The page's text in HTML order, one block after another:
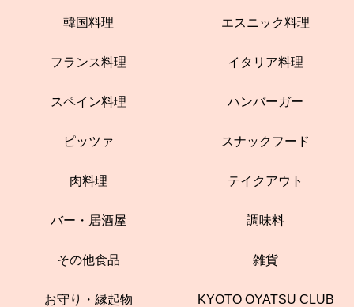
韓国料理 エスニック料理
フランス料理 イタリア料理
スペイン料理 ハンバーガー
ピッツァ スナックフード
肉料理 テイクアウト
バー・居酒屋 調味料
その他食品 雑貨
お守り・縁起物 KYOTO OYATSU CLUB